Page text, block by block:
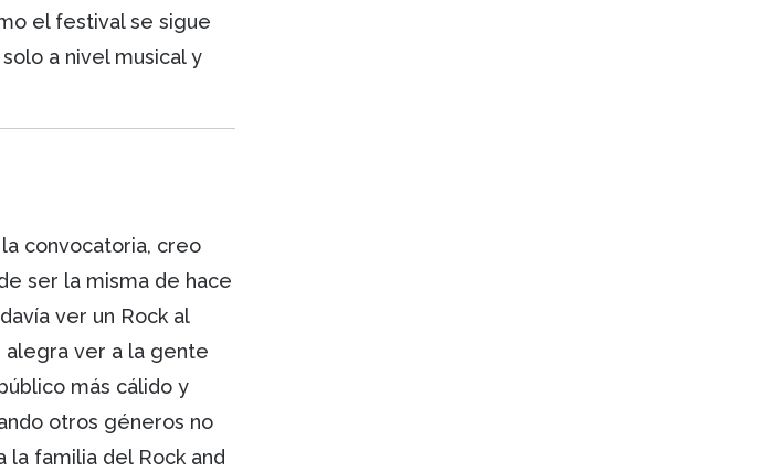
el festival se sigue
a nivel musical y
convocatoria, creo
ser la misma de hace
ver un Rock al
alegra ver a la gente
más cálido y
otros géneros no
familia del Rock and